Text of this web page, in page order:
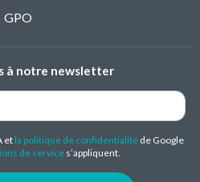
GPO
à notre newsletter
etla politique de confidentialitéde Google
de service s’appliquent.